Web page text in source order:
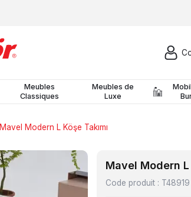
Meubles
Classiques
Meubles de
Luxe
Mavel Modern L Köşe Takımı
Mavel Modern L
Code produit : T48919